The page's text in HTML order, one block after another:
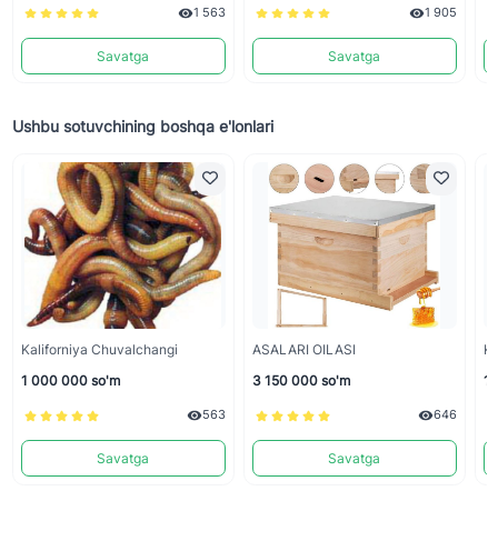
1 563
Savatga
1 905
Savatga
Ushbu sotuvchining boshqa e'lonlari
Kaliforniya Chuvalchangi
1 000 000 so'm
563
Savatga
ASALARI OILASI
3 150 000 so'm
646
Savatga
1